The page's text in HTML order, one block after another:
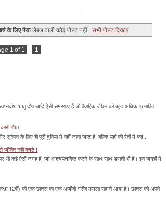
के लिए पैसालेबल वाली कोई पोस्ट नहीं. सभी पोस्ट दिखाएं
1 of 1 1
धातु दोष आदि ऐसी समस्याएं हैं जो वैवाहिक जीवन को बहुत अधिक प्रभावित
पौधा
के लिए ही पूरी दुनिया में नहीं जाना जाता है, बल्कि यहां की रेतों में कई...
नहीं बचते !
भी कई ऐसी जगह हैं, जो आश्चर्यचकित करने के साथ-साथ डराती भी हैं। इन जगहों में
12वीं) की एक छात्रा का एक अजीबो-गरीब मामला सामने आया है। छात्रा को अपने